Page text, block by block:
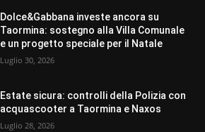
Dolce&Gabbana investe ancora su
Taormina: sostegno alla Villa Comunale
e un progetto speciale per il Natale
Luglio 30, 2026
Estate sicura: controlli della Polizia con
acquascooter a Taormina e Naxos
Luglio 28, 2026